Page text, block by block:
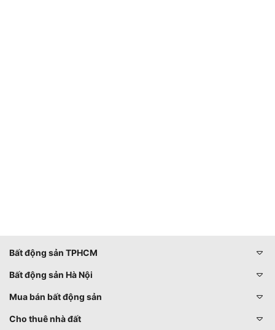
Bất động sản TPHCM
Bất động sản Hà Nội
Mua bán bất động sản
Cho thuê nhà đất